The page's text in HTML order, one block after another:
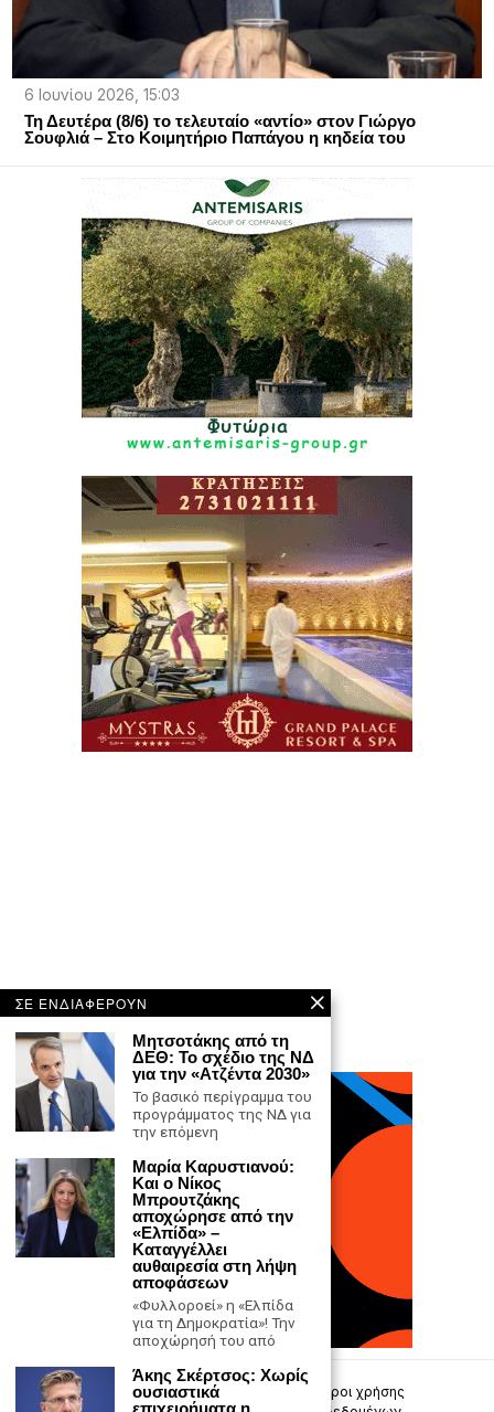
6 Ιουνίου 2026, 15:03
Τη Δευτέρα (8/6) το τελευταίο «αντίο» στον Γιώργο
Σουφλιά – Στο Κοιμητήριο Παπάγου η κηδεία του
Επικοινωνία Πολιτική Απορρήτου
Όροι χρήσης
ΣΕ ΕΝΔΙΑΦΕΡΟΥΝ
Μητσοτάκης από τη
ΔΕΘ: Το σχέδιο της ΝΔ
για την «Ατζέντα 2030»
Το βασικό περίγραμμα του
προγράμματος της ΝΔ για
την επόμενη
Μαρία Καρυστιανού:
Και ο Νίκος
Μπρουτζάκης
αποχώρησε από την
«Ελπίδα» –
Καταγγέλλει
αυθαιρεσία στη λήψη
αποφάσεων
«Φυλλοροεί» η «Ελπίδα
για τη Δημοκρατία»! Την
αποχώρησή του από
Άκης Σκέρτσος: Χωρίς
ουσιαστικά
επιχειρήματα η